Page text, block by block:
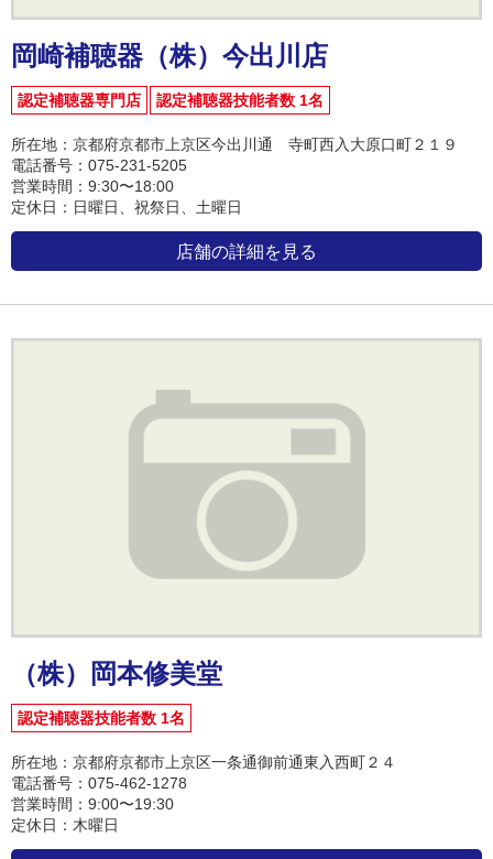
岡崎補聴器（株）今出川店
認定補聴器専門店 認定補聴器技能者数 1名
所在地：京都府京都市上京区今出川通 寺町西入大原口町２１９
電話番号：075-231-5205
営業時間：9:30〜18:00
定休日：日曜日、祝祭日、土曜日
店舗の詳細を見る
（株）岡本修美堂
認定補聴器技能者数 1名
所在地：京都府京都市上京区一条通御前通東入西町２４
電話番号：075-462-1278
営業時間：9:00〜19:30
定休日：木曜日